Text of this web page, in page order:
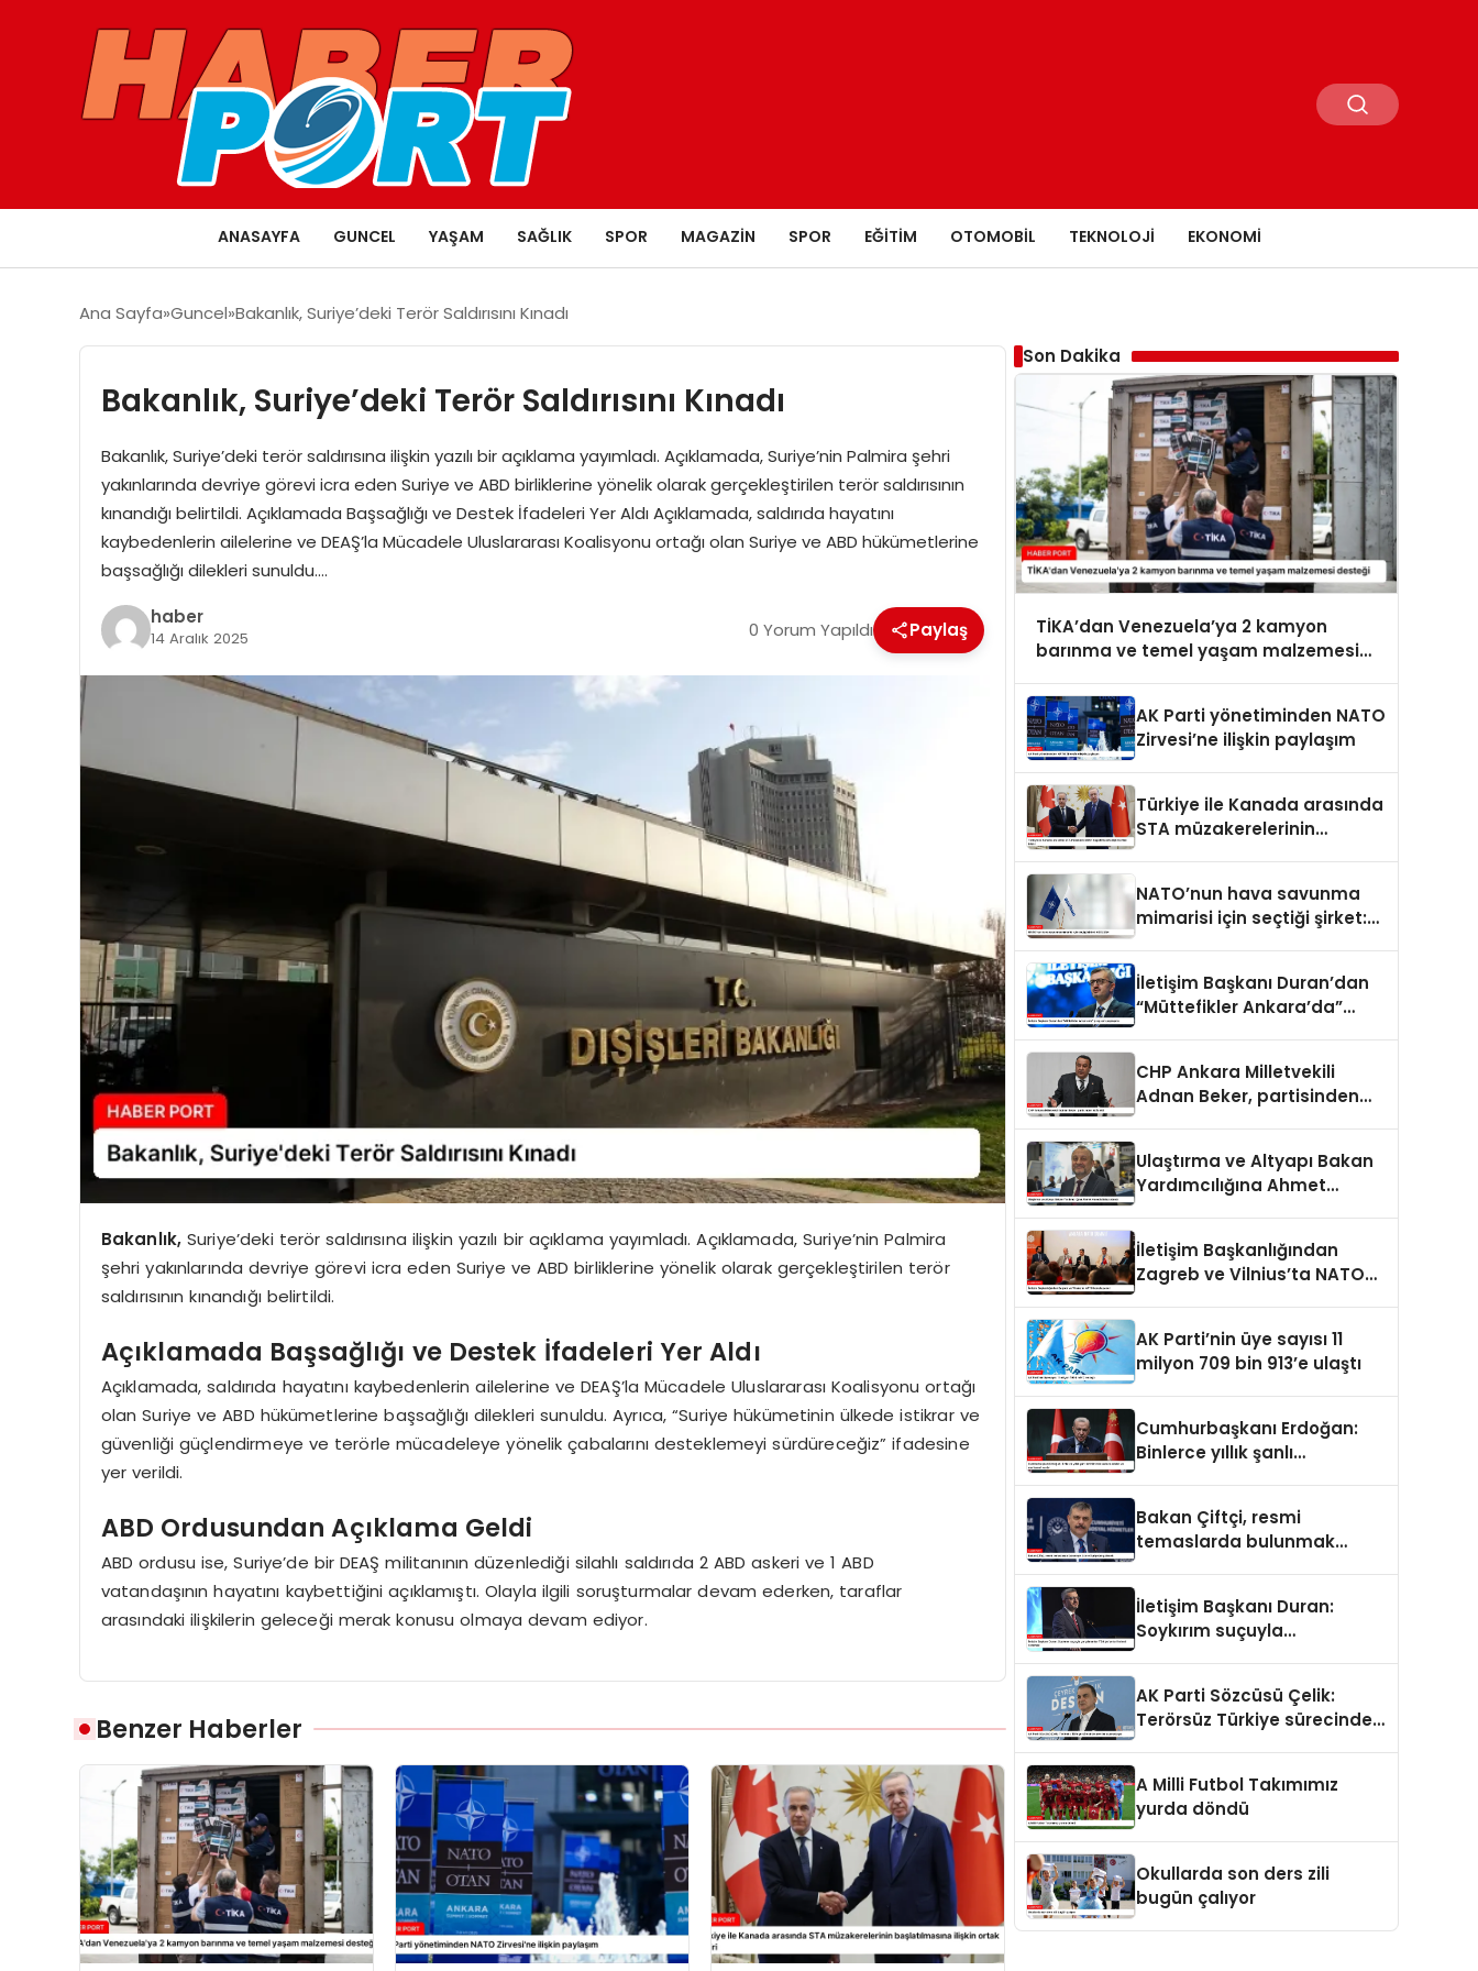
ANASAYFA GUNCEL YAŞAM SAĞLIK SPOR MAGAZIN SPOR EĞITIM OTOMOBIL TEKNOLOJI EKONOMI
Ana Sayfa Guncel Bakanlık, Suriye’deki Terör Saldırısını Kınadı
Bakanlık, Suriye’deki Terör Saldırısını Kınadı
Bakanlık, Suriye’deki terör saldırısına ilişkin yazılı bir açıklama yayımladı. Açıklamada, Suriye’nin Palmira şehri
yakınlarında devriye görevi icra eden Suriye ve ABD birliklerine yönelik olarak gerçekleştirilen terör saldırısının
kınandığı belirtildi. Açıklamada Başsağlığı ve Destek İfadeleri Yer Aldı Açıklamada, saldırıda hayatını
kaybedenlerin ailelerine ve DEAŞ’la Mücadele Uluslararası Koalisyonu ortağı olan Suriye ve ABD hükümetlerine
başsağlığı dilekleri sunuldu….
haber
14 Aralık 2025 0 Yorum Yapıldı Paylaş
Bakanlık, Suriye’deki terör saldırısına ilişkin yazılı bir açıklama yayımladı. Açıklamada, Suriye’nin Palmira
şehri yakınlarında devriye görevi icra eden Suriye ve ABD birliklerine yönelik olarak gerçekleştirilen terör
saldırısının kınandığı belirtildi.
Açıklamada Başsağlığı ve Destek İfadeleri Yer Aldı
Açıklamada, saldırıda hayatını kaybedenlerin ailelerine ve DEAŞ’la Mücadele Uluslararası Koalisyonu ortağı
olan Suriye ve ABD hükümetlerine başsağlığı dilekleri sunuldu. Ayrıca, “Suriye hükümetinin ülkede istikrar ve
güvenliği güçlendirmeye ve terörle mücadeleye yönelik çabalarını desteklemeyi sürdüreceğiz” ifadesine
yer verildi.
ABD Ordusundan Açıklama Geldi
ABD ordusu ise, Suriye’de bir DEAŞ militanının düzenlediği silahlı saldırıda 2 ABD askeri ve 1 ABD
vatandaşının hayatını kaybettiğini açıklamıştı. Olayla ilgili soruşturmalar devam ederken, taraflar
arasındaki ilişkilerin geleceği merak konusu olmaya devam ediyor.
Benzer Haberler
Son Dakika
TİKA’dan Venezuela’ya 2 kamyon
barınma ve temel yaşam malzemesi
AK Parti yönetiminden NATO
Zirvesi’ne ilişkin paylaşım
Türkiye ile Kanada arasında
STA müzakerelerinin
NATO’nun hava savunma
mimarisi için seçtiği şirket:
İletişim Başkanı Duran’dan
“Müttefikler Ankara’da”
CHP Ankara Milletvekili
Adnan Beker, partisinden
Ulaştırma ve Altyapı Bakan
Yardımcılığına Ahmet
İletişim Başkanlığından
Zagreb ve Vilnius’ta NATO
AK Parti’nin üye sayısı 11
milyon 709 bin 913’e ulaştı
Cumhurbaşkanı Erdoğan:
Binlerce yıllık şanlı
Bakan Çiftçi, resmi
temaslarda bulunmak
İletişim Başkanı Duran:
Soykırım suçuyla
AK Parti Sözcüsü Çelik:
Terörsüz Türkiye sürecinde
A Milli Futbol Takımımız
yurda döndü
Okullarda son ders zili
bugün çalıyor